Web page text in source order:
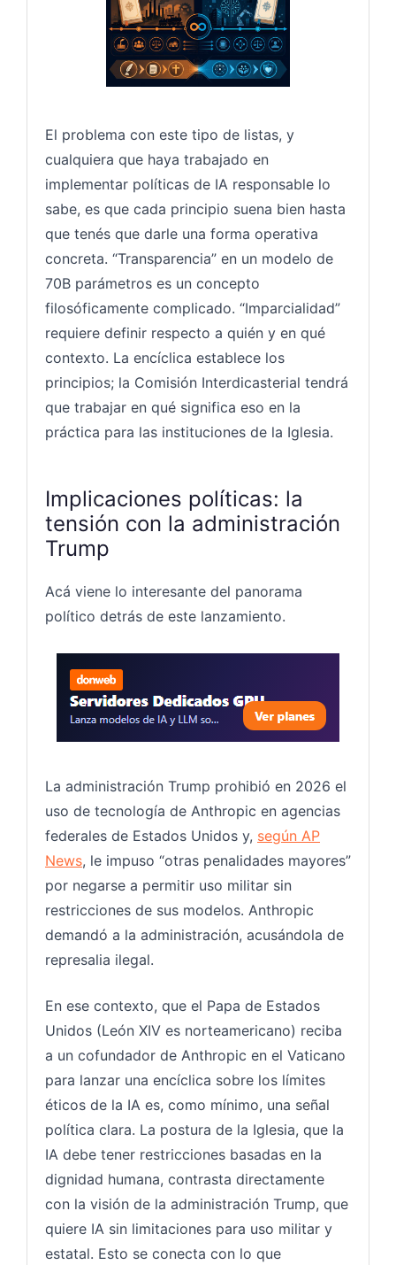
El problema con este tipo de listas, y
cualquiera que haya trabajado en
implementar políticas de IA responsable lo
sabe, es que cada principio suena bien hasta
que tenés que darle una forma operativa
concreta. “Transparencia” en un modelo de
70B parámetros es un concepto
filosóficamente complicado. “Imparcialidad”
requiere definir respecto a quién y en qué
contexto. La encíclica establece los
principios; la Comisión Interdicasterial tendrá
que trabajar en qué significa eso en la
práctica para las instituciones de la Iglesia.
Implicaciones políticas: la
tensión con la administración
Trump
Acá viene lo interesante del panorama
político detrás de este lanzamiento.
La administración Trump prohibió en 2026 el
uso de tecnología de Anthropic en agencias
federales de Estados Unidos y, según AP
News, le impuso “otras penalidades mayores”
por negarse a permitir uso militar sin
restricciones de sus modelos. Anthropic
demandó a la administración, acusándola de
represalia ilegal.
En ese contexto, que el Papa de Estados
Unidos (León XIV es norteamericano) reciba
a un cofundador de Anthropic en el Vaticano
para lanzar una encíclica sobre los límites
éticos de la IA es, como mínimo, una señal
política clara. La postura de la Iglesia, que la
IA debe tener restricciones basadas en la
dignidad humana, contrasta directamente
con la visión de la administración Trump, que
quiere IA sin limitaciones para uso militar y
estatal. Esto se conecta con lo que